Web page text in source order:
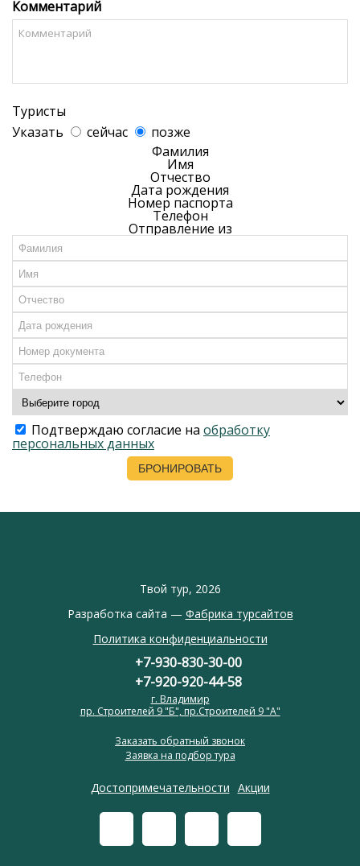
Комментарий
Туристы
Указать
сейчас
позже
Фамилия
Имя
Отчество
Дата рождения
Номер паспорта
Телефон
Отправление из
Подтверждаю согласие на обработку
персональных данных
Твой тур, 2026
Разработка сайта — Фабрика турсайтов
Политика конфиденциальности
Достопримечательности Акции
+7-930-830-30-00
+7-920-920-44-58
г. Владимир
пр. Строителей 9 "Б", пр.Строителей 9 "А"
Заказать обратный звонок
Заявка на подбор тура